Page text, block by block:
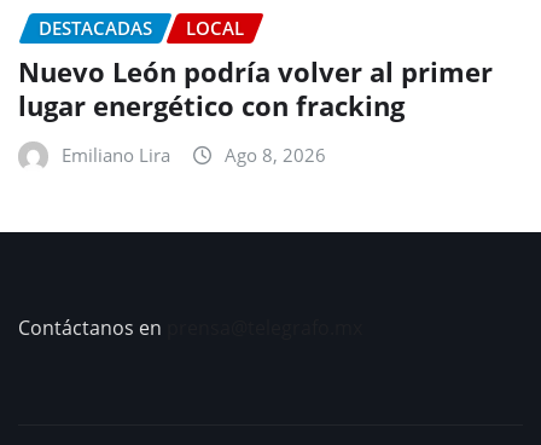
DESTACADAS LOCAL
Nuevo León podría volver al primer
lugar energético con fracking
Emiliano Lira Ago 8, 2026
Contáctanos en